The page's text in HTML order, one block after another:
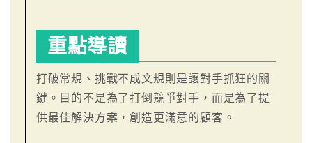
重點導讀
打破常規、挑戰不成文規則是讓對手抓狂的關
鍵。目的不是為了打倒競爭對手，而是為了提
供最佳解決方案，創造更滿意的顧客。